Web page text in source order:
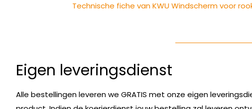
Technische fiche van KWU Windscherm voor
Eigen leveringsdienst
Alle bestellingen leveren we GRATIS met onze eigen